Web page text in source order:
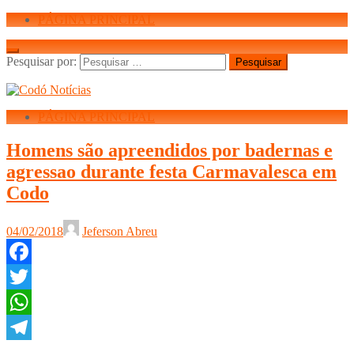
PÁGINA PRINCIPAL
Pesquisar por:
PÁGINA PRINCIPAL
Homens são apreendidos por badernas e
agressao durante festa Carmavalesca em
Codo
04/02/2018 Jeferson Abreu
Facebook
Twitter
WhatsApp